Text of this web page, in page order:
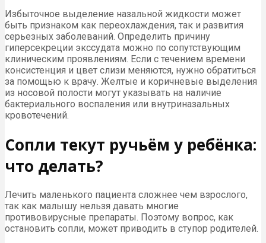
Избыточное выделение назальной жидкости может
быть признаком как переохлаждения, так и развития
серьезных заболеваний. Определить причину
гиперсекреции экссудата можно по сопутствующим
клиническим проявлениям. Если с течением времени
консистенция и цвет слизи меняются, нужно обратиться
за помощью к врачу. Желтые и коричневые выделения
из носовой полости могут указывать на наличие
бактериального воспаления или внутриназальных
кровотечений.
Сопли текут ручьём у ребёнка:
что делать?
Лечить маленького пациента сложнее чем взрослого,
так как малышу нельзя давать многие
противовирусные препараты. Поэтому вопрос, как
остановить сопли, может приводить в ступор родителей.